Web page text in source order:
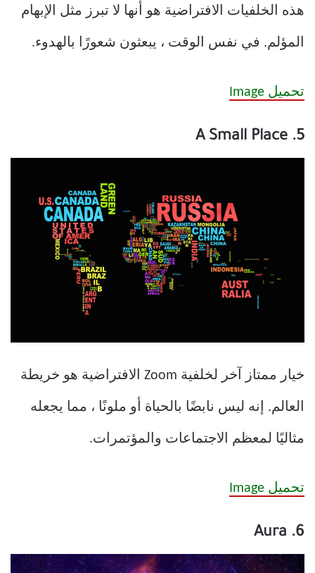
هذه الخلفيات الافتراضية هو أنها لا تبرز مثل الإبهام
المؤلم. في نفس الوقت ، يبعثون شعورًا بالهدوء.
تحميل Image
5. A Small Place
خيار ممتاز آخر لخلفية Zoom الافتراضية هو خريطة
العالم. إنه ليس نابضًا بالحياة أو ملونًا ، مما يجعله
مثاليًا لمعظم الاجتماعات والمؤتمرات.
تحميل Image
6. Aura